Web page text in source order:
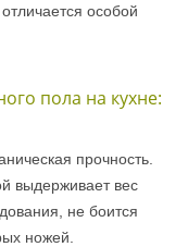
особой
пола на кухне:
прочность.
выдерживает вес
не боится
ножей.